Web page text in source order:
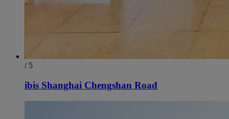
/ 5
ibis Shanghai Chengshan Road